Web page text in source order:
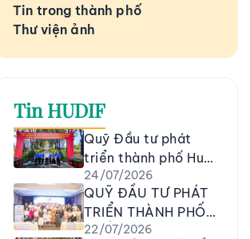
Tin trong thành phố
Thư viện ảnh
Tin HUDIF
Quỹ Đầu tư phát
triển thành phố Huế
tổ chức hoạt động
kỷ niệm 79 năm
Ngày Thương binh -
Liệt sĩ (27/7/1947 –
24/07/2026
QUỸ ĐẦU TƯ PHÁT
TRIỂN THÀNH PHỐ
HUẾ THAM GIA
22/07/2026